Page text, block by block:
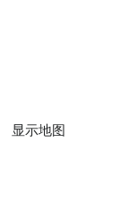
显示地图